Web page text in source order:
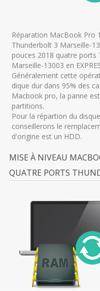
Réparation MacBook Pro
Thunderbolt 3 Marseille-
pouces 2018 quatre ports
Marseille-13003 en
Généralement cette
dique dur dans 95% des
Macbook pro, la panne
partitions.
Pour la répartion du
conseillerons le
d'origine est un HDD.
MISE À NIVEAU
QUATRE PORTS